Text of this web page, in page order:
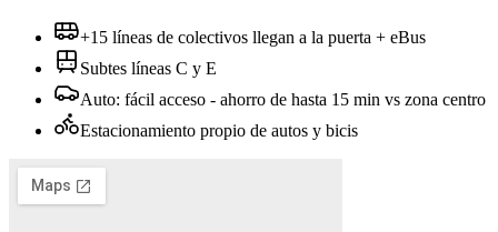
+15 líneas de colectivos llegan a la puerta + eBus
Subtes líneas C y E
Auto: fácil acceso - ahorro de hasta 15 min vs zona centro
Estacionamiento propio de autos y bicis